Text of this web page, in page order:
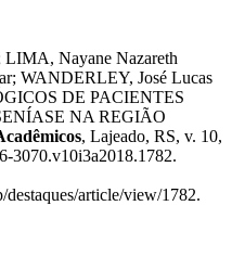
Nayane Nazareth
WANDERLEY, José Lucas
DE PACIENTES
NA REGIÃO
, Lajeado, RS, v. 10,
3070.v10i3a2018.1782.
article/view/1782.